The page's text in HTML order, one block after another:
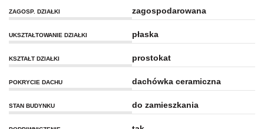
ZAGOSP. DZIAŁKI zagospodarowana
UKSZTAŁTOWANIE DZIAŁKI płaska
KSZTAŁT DZIAŁKI prostokat
POKRYCIE DACHU dachówka ceramiczna
STAN BUDYNKU do zamieszkania